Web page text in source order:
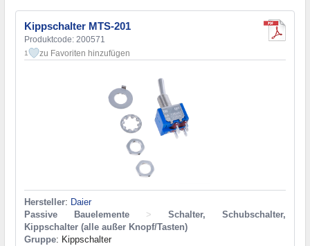
Kippschalter MTS-201
Produktcode: 200571
1 zu Favoriten hinzufügen
Hersteller: Daier
Passive Bauelemente
>
Schalter, Schubschalter,
Kippschalter (alle außer Knopf/Tasten)
Gruppe: Kippschalter